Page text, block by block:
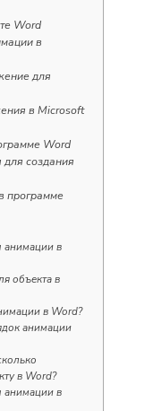
Word
в
для
в Microsoft
Word
создания
программе
анимации в
объекта в
в Word?
анимации
в Word?
анимации в